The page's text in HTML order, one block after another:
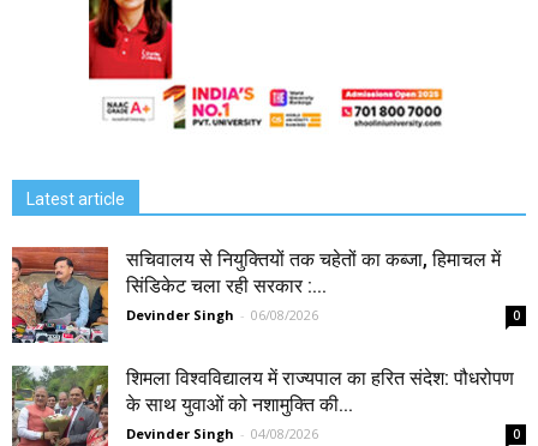
Latest article
सचिवालय से नियुक्तियों तक चहेतों का कब्जा, हिमाचल में
सिंडिकेट चला रही सरकार :...
Devinder Singh - 06/08/2026 0
शिमला विश्वविद्यालय में राज्यपाल का हरित संदेश: पौधरोपण
के साथ युवाओं को नशामुक्ति की...
Devinder Singh - 04/08/2026 0